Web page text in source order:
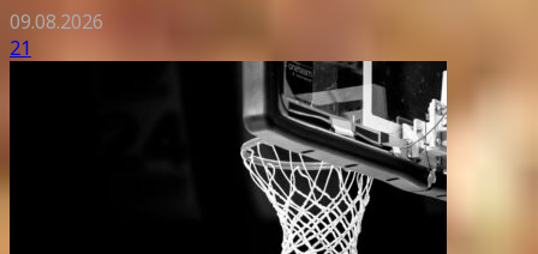
09.08.2026
21